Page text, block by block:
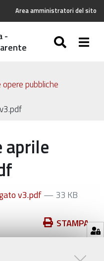
Area amministratori del sito
-
pubbliche
aprile
v3.pdf— 33 KB
STAMPA